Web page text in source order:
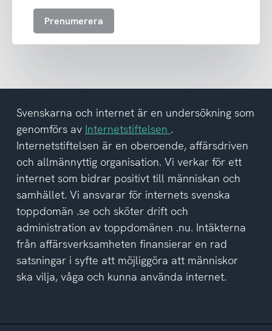
att
del
av
integritetspolicyn
Prenumerera
Svenskarna och internet är en undersökning som
genomförs av Internetstiftelsen .
Internetstiftelsen är en oberoende, affärsdriven
och allmännyttig organisation. Vi verkar för ett
internet som bidrar positivt till människan och
samhället. Vi ansvarar för internets svenska
toppdomän .se och sköter drift och
administration av toppdomänen .nu. Intäkterna
från affärsverksamheten finansierar en rad
satsningar i syfte att möjliggöra att människor
ska vilja, våga och kunna använda internet.